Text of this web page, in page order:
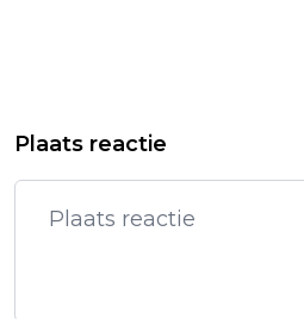
EERST VANUIT
KABINET WILDE TE
VERSOEPELEN IN
BRULS
Plaats reactie